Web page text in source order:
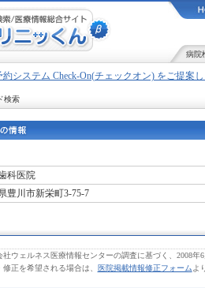
病院
約システム Check-On(チェックオン) をご提案
検索
科医院
豊川市新栄町3-75-7
社ウェルネス医療情報センターの調査に基づく、2008年
正を希望される場合は、
医院掲載情報修正フォーム よ